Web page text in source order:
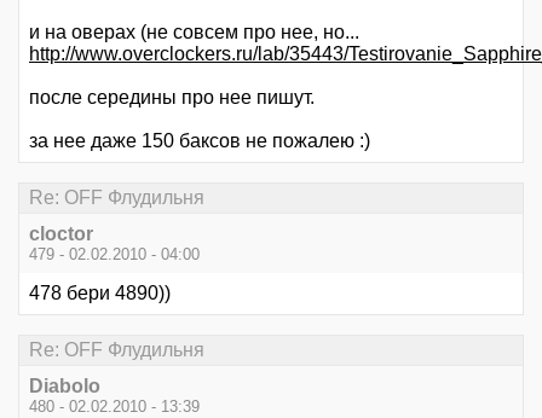
и на оверах (не совсем про нее, но...
http://www.overclockers.ru/lab/35443/
после середины про нее пишут.
за нее даже 150 баксов не пожалею :)
Re: OFF Флудильня
cloctor
479 - 02.02.2010 - 04:00
478 бери 4890))
Re: OFF Флудильня
Diabolo
480 - 02.02.2010 - 13:39